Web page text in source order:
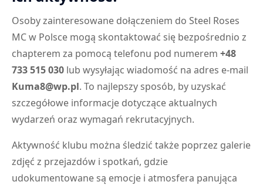
Osoby zainteresowane dołączeniem do Steel Roses
MC w Polsce mogą skontaktować się bezpośrednio z
chapterem za pomocą telefonu pod numerem +48
733 515 030 lub wysyłając wiadomość na adres e-mail
Kuma8@wp.pl. To najlepszy sposób, by uzyskać
szczegółowe informacje dotyczące aktualnych
wydarzeń oraz wymagań rekrutacyjnych.
Aktywność klubu można śledzić także poprzez galerie
zdjęć z przejazdów i spotkań, gdzie
udokumentowane są emocje i atmosfera panująca